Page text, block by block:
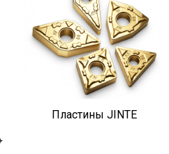
Пластины JINTE